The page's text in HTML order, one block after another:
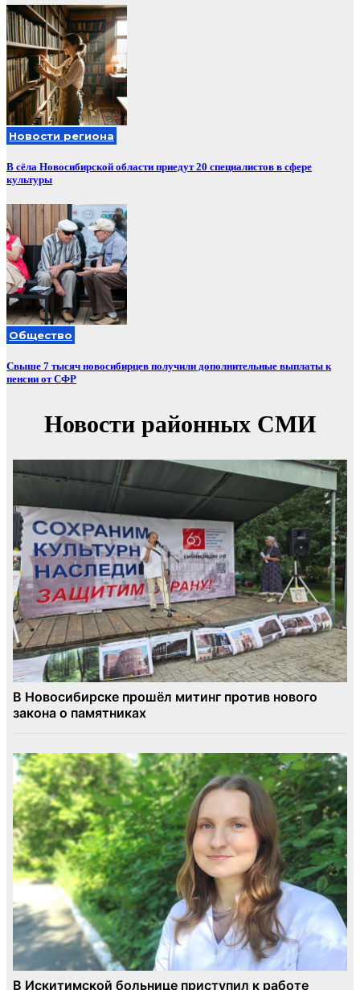
Новости региона
В сёла Новосибирской области приедут 20 специалистов в сфере
культуры
Общество
Свыше 7 тысяч новосибирцев получили дополнительные выплаты к
пенсии от СФР